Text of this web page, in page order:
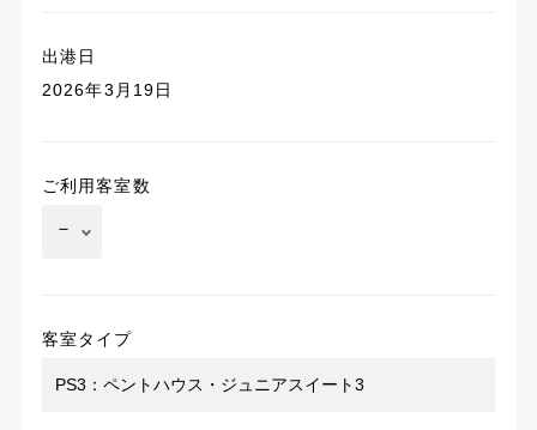
出港日
2026年3月19日
ご利用客室数
客室タイプ